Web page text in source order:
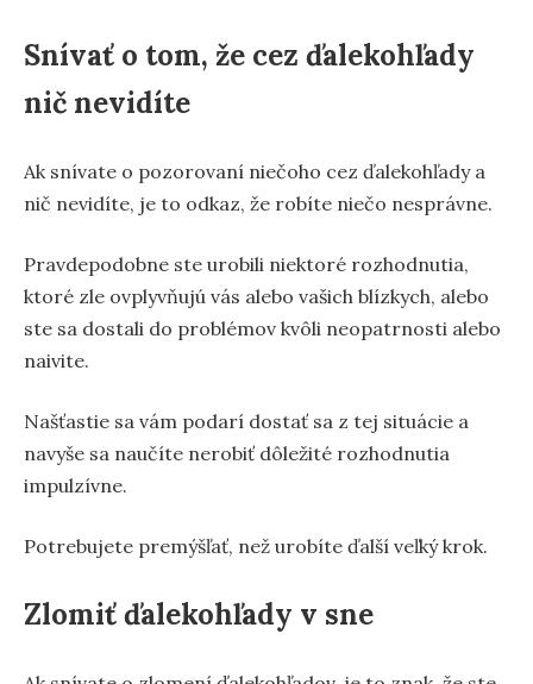
Snívať o tom, že cez ďalekohľady
nič nevidíte
Ak snívate o pozorovaní niečoho cez ďalekohľady a
nič nevidíte, je to odkaz, že robíte niečo nesprávne.
Pravdepodobne ste urobili niektoré rozhodnutia,
ktoré zle ovplyvňujú vás alebo vašich blízkych, alebo
ste sa dostali do problémov kvôli neopatrnosti alebo
naivite.
Našťastie sa vám podarí dostať sa z tej situácie a
navyše sa naučíte nerobiť dôležité rozhodnutia
impulzívne.
Potrebujete premýšľať, než urobíte ďalší veľký krok.
Zlomiť ďalekohľady v sne